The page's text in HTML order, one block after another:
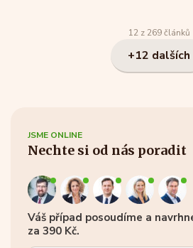
12 z 269 článků
+12 dalších
JSME ONLINE
Nechte si od nás poradit
Váš případ posoudíme a
za 390 Kč.